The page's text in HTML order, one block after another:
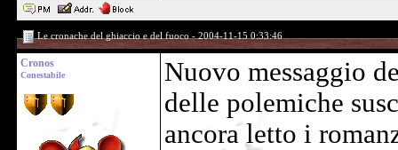
Le cronache del ghiaccio e del fuoco - 2004-11-15 0:33:46
Cronos
Conestabile
Nuovo messaggio
delle polemiche
ancora letto i